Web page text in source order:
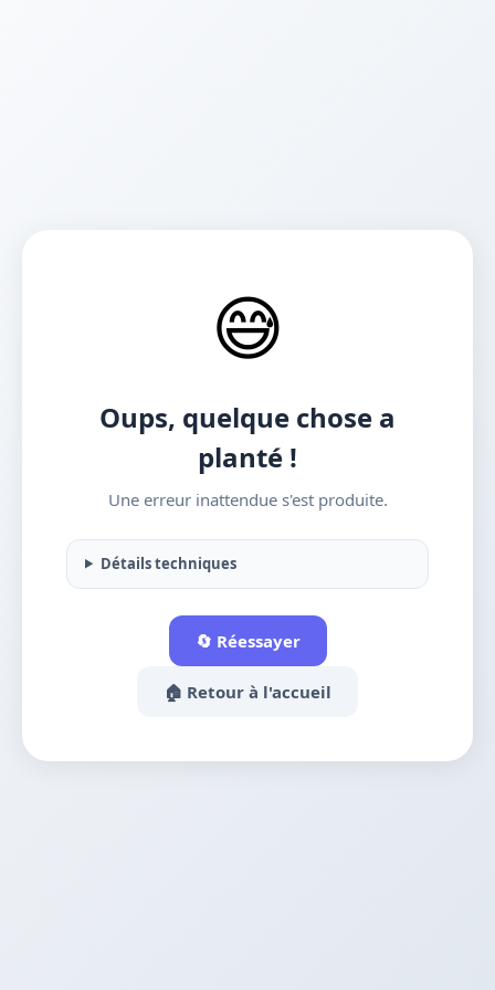
😅
Oups, quelque chose a
planté !
Une erreur inattendue s'est produite.
Détails techniques
🔄 Réessayer
🏠 Retour à l'accueil